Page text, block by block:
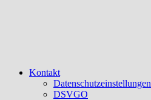
Kontakt
Datenschutzeinstellungen
DSVGO